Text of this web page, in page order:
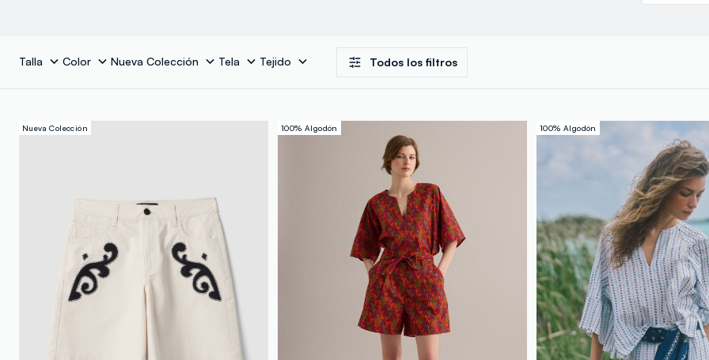
Talla Color Nueva Colección Tela Tejido Todos los filtros
Nueva Colección 100% Algodón 100% Algodón